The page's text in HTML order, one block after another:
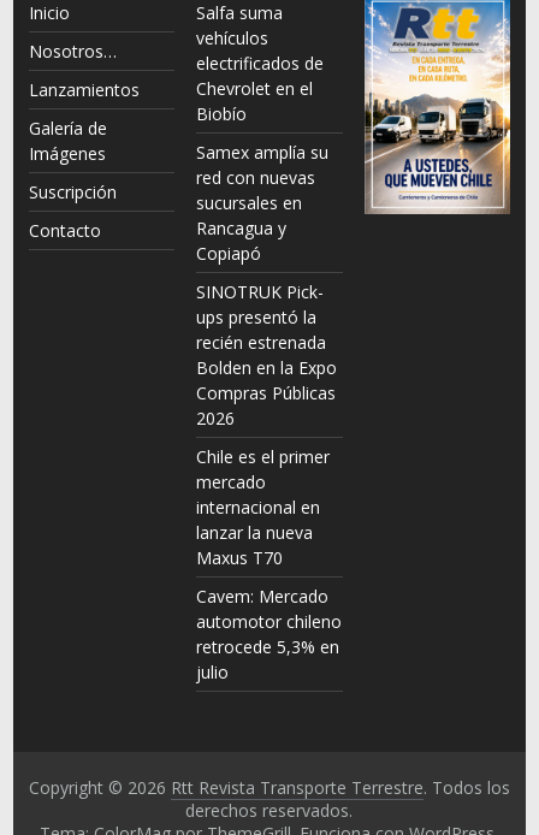
Inicio
Nosotros…
Lanzamientos
Galería de
Imágenes
Suscripción
Contacto
Salfa suma
vehículos
electrificados de
Chevrolet en el
Biobío
Samex amplía su
red con nuevas
sucursales en
Rancagua y
Copiapó
SINOTRUK Pick-
ups presentó la
recién estrenada
Bolden en la Expo
Compras Públicas
2026
Chile es el primer
mercado
internacional en
lanzar la nueva
Maxus T70
Cavem: Mercado
automotor chileno
retrocede 5,3% en
julio
Copyright © 2026 Rtt Revista Transporte Terrestre. Todos los
derechos reservados.